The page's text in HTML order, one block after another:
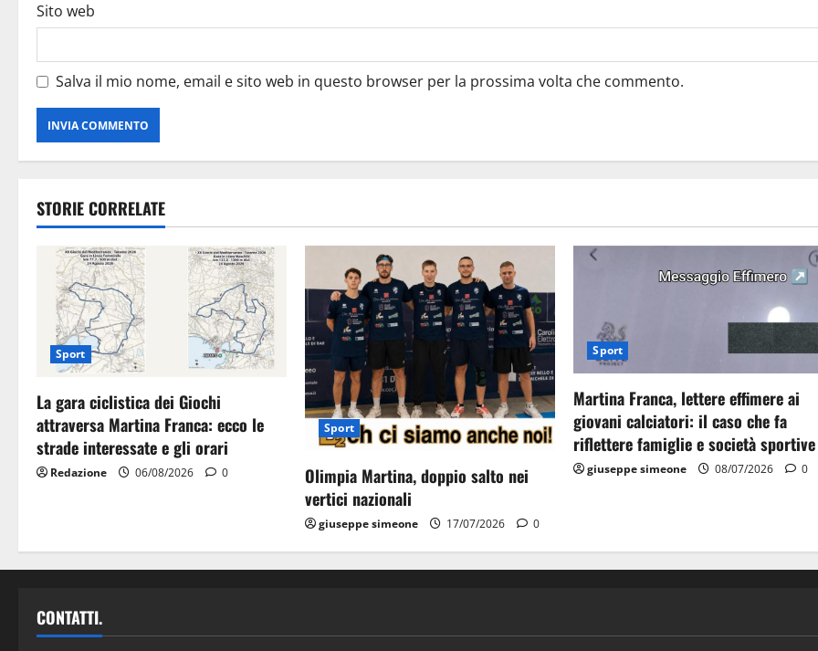
Sito web
Salva il mio nome, email e sito web in questo browser per la prossima volta che commento.
STORIE CORRELATE
Sport
La gara ciclistica dei Giochi
attraversa Martina Franca: ecco le
strade interessate e gli orari
Redazione 06/08/2026 0
Sport
Olimpia Martina, doppio salto nei
vertici nazionali
giuseppe simeone 17/07/2026 0
Sport
Martina Franca, lettere effimere ai
giovani calciatori: il caso che fa
riflettere famiglie e società sportive
giuseppe simeone 08/07/2026 0
CONTATTI.